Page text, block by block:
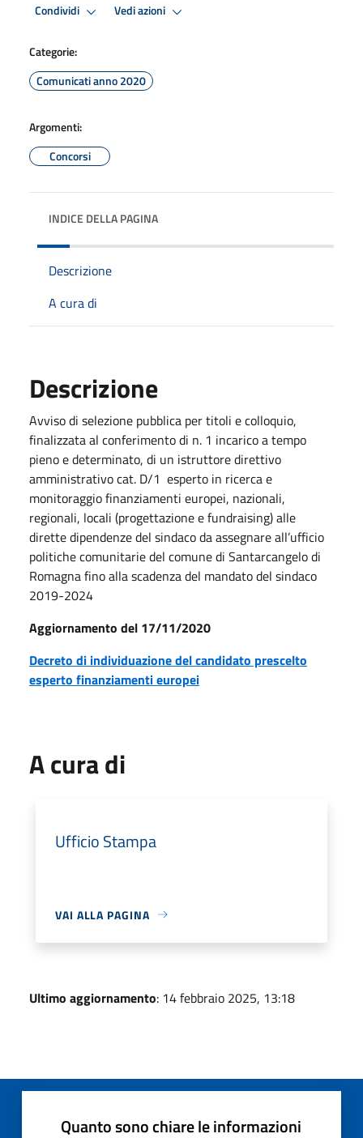
Condividi Vedi azioni
Categorie:
Comunicati anno 2020
Argomenti:
Concorsi
INDICE DELLA PAGINA
Descrizione
A cura di
Descrizione
Avviso di selezione pubblica per titoli e colloquio,
finalizzata al conferimento di n. 1 incarico a tempo
pieno e determinato, di un istruttore direttivo
amministrativo cat. D/1 esperto in ricerca e
monitoraggio finanziamenti europei, nazionali,
regionali, locali (progettazione e fundraising) alle
dirette dipendenze del sindaco da assegnare all’ufficio
politiche comunitarie del comune di Santarcangelo di
Romagna fino alla scadenza del mandato del sindaco
2019-2024
Aggiornamento del 17/11/2020
Decreto di individuazione del candidato prescelto
esperto finanziamenti europei
A cura di
Ufficio Stampa
VAI ALLA PAGINA
Ultimo aggiornamento: 14 febbraio 2025, 13:18
Quanto sono chiare le informazioni